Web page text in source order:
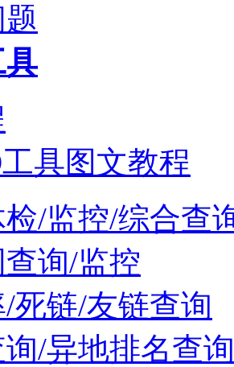
具图文教程
检/监控/综合查
询/监控
死链/友链查询
/异地排名查询